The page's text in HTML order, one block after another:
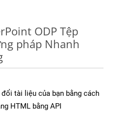
ODP Tệp
pháp Nhanh
tài liệu của bạn bằng cách
HTML bằng API